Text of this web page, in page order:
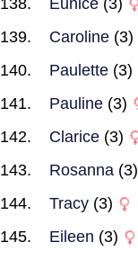
Eunice (3)
Caroline (3)
Paulette (3)
Pauline (3)
Clarice (3)
Rosanna (3)
Tracy (3)
Eileen (3)